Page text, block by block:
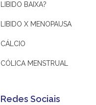
LIBIDO BAIXA?
LIBIDO X MENOPAUSA
CÁLCIO
CÓLICA MENSTRUAL
Redes Sociais